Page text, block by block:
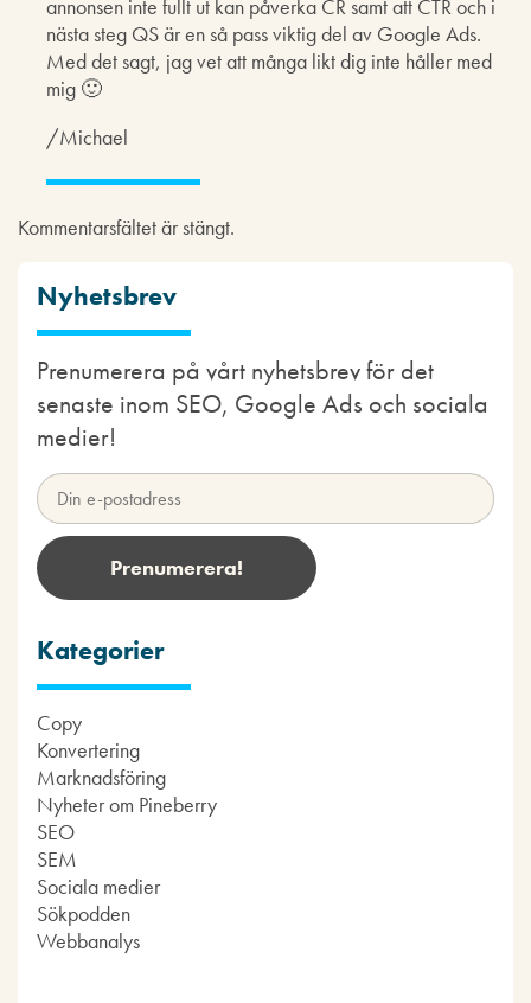
annonsen inte fullt ut kan påverka CR samt att CTR och i
nästa steg QS är en så pass viktig del av Google Ads.
Med det sagt, jag vet att många likt dig inte håller med
mig 🙂
/Michael
Kommentarsfältet är stängt.
Nyhetsbrev
Prenumerera på vårt nyhetsbrev för det
senaste inom SEO, Google Ads och sociala
medier!
Kategorier
Copy
Konvertering
Marknadsföring
Nyheter om Pineberry
SEO
SEM
Sociala medier
Sökpodden
Webbanalys